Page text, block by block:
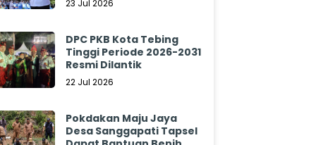
23 Jul 2026
DPC PKB Kota Tebing
Tinggi Periode 2026-2031
Resmi Dilantik
22 Jul 2026
Pokdakan Maju Jaya
Desa Sanggapati Tapsel